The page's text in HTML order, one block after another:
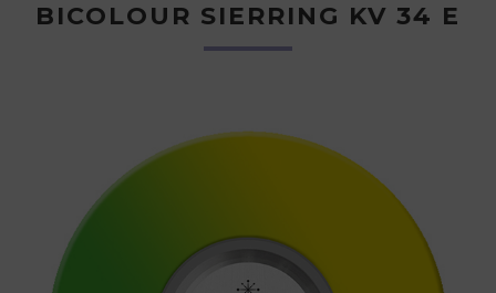
BICOLOUR SIERRING KV 34 E